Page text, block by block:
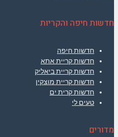
חדשות חיפה והקריות
חדשות חיפה
חדשות קריית אתא
חדשות קריית ביאליק
חדשות קריית מוצקין
חדשות קרית ים
טעים לי
מדורים